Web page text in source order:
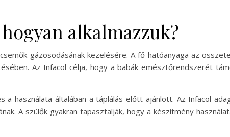
alkalmazzuk?
gázosodásának kezelésére. A fő hatóanyaga az
Az Infacol célja, hogy a babák emésztőrendszerét
a használata általában a táplálás előtt ajánlott. Az Infacol
A szülők gyakran tapasztalják, hogy a készítmény